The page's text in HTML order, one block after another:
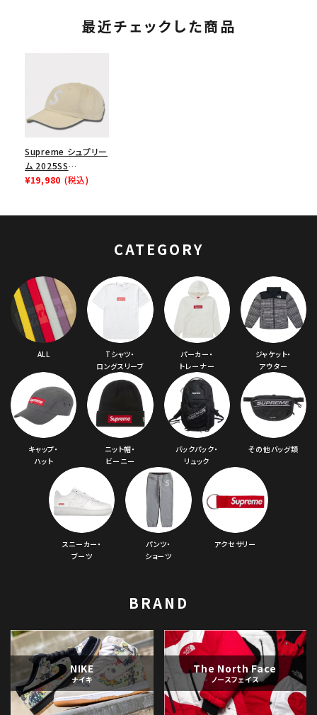
最近チェックした商品
Supreme シュプリー
ム 2025SS
Pigment Coated S
¥19,980 (税込)
CATEGORY
ALL
Tシャツ・
ロングスリーブ
パーカー・
トレーナー
ジャケット・
アウター
キャップ・
ハット
ニット帽・
ビーニー
バックパック・
リュック
その他バッグ類
スニーカー・
ブーツ
パンツ・
ショーツ
アクセサリー
BRAND
NIKE
ナイキ
The North Face
ノースフェイス